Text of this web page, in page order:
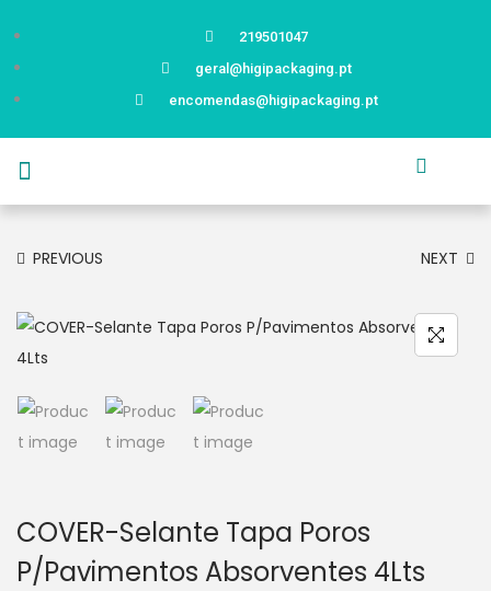
219501047
geral@higipackaging.pt
encomendas@higipackaging.pt
PREVIOUS NEXT
COVER-Selante Tapa Poros
P/Pavimentos Absorventes 4Lts